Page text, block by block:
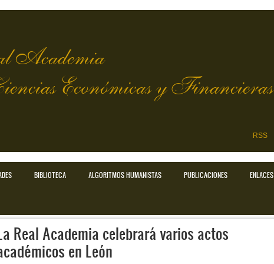
Academia
Económicas y Financieras
RSS
BIBLIOTECA ALGORITMOS HUMANISTAS PUBLICACIONES ENLACES
Real Academia celebrará varios actos
en León